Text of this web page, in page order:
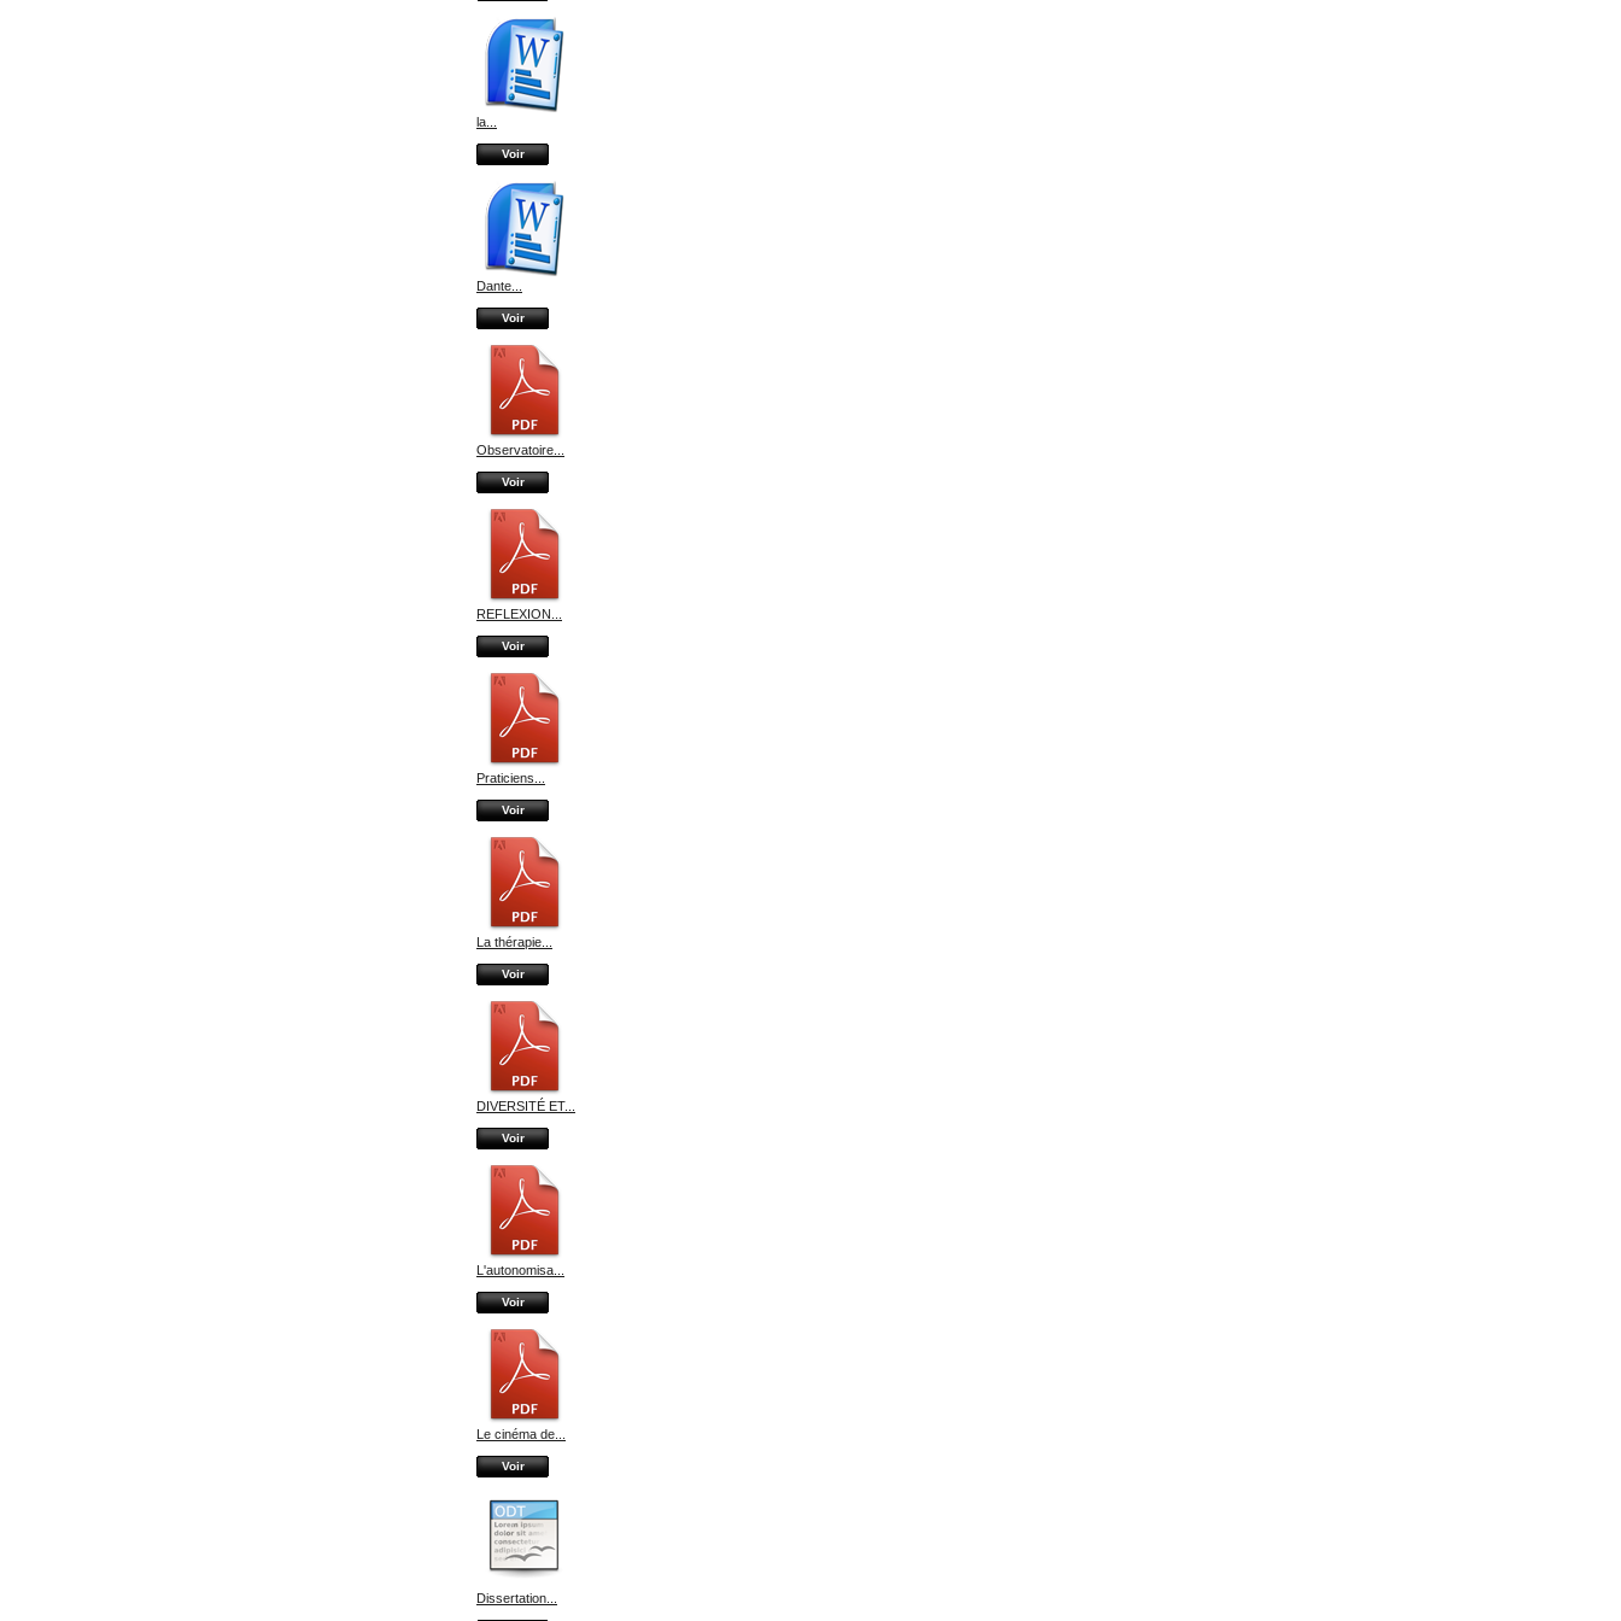
la...
Voir
Dante...
Voir
Observatoire...
Voir
REFLEXION...
Voir
Praticiens...
Voir
La thérapie...
Voir
DIVERSITÉ ET...
Voir
L'autonomisa...
Voir
Le cinéma de...
Voir
Dissertation...